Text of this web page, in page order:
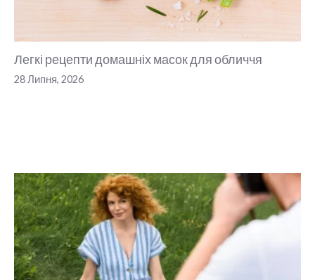
Легкі рецепти домашніх масок для обличчя
28 Липня, 2026